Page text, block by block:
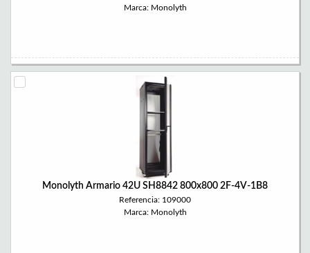
Marca: Monolyth
Monolyth Armario 42U SH8842 800x800 2F-4V-1B8
Referencia: 109000
Marca: Monolyth